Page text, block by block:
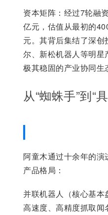
资本矩阵：经过7轮融
亿元，估值从最初的
元。其背后集结了深
尔、新松机器人等明星
极其稳固的产业协同生
从“蜘蛛手”到“
阿童木通过十余年的演
产品格局：
并联机器人（核心基本
高速度、高精度抓取